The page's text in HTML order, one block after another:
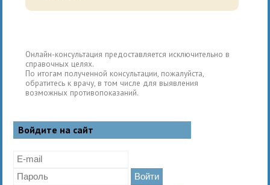
Онлайн-консультация предоставляется исключительно в
справочных целях.
По итогам полученной консультации, пожалуйста,
обратитесь к врачу, в том числе для выявления
возможных противопоказаний.
Войдите на сайт